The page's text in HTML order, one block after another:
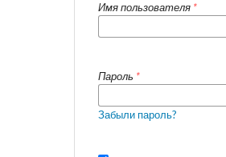
Имя пользователя *
Пароль *
Забыли пароль?